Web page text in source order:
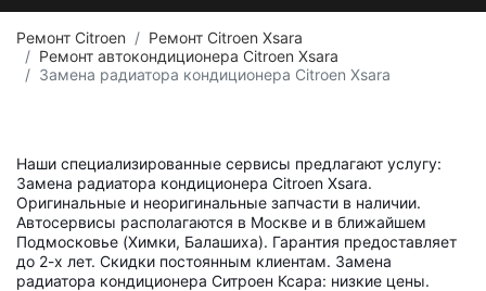
Ремонт Citroen
Ремонт Citroen Xsara
Ремонт автокондиционера Citroen Xsara
Замена радиатора кондиционера Citroen Xsara
Наши специализированные сервисы предлагают услугу:
Замена радиатора кондиционера Citroen Xsara.
Оригинальные и неоригинальные запчасти в наличии.
Автосервисы располагаются в Москве и в ближайшем
Подмосковье (Химки, Балашиха). Гарантия предоставляет
до 2-х лет. Скидки постоянным клиентам. Замена
радиатора кондиционера Ситроен Ксара: низкие цены.